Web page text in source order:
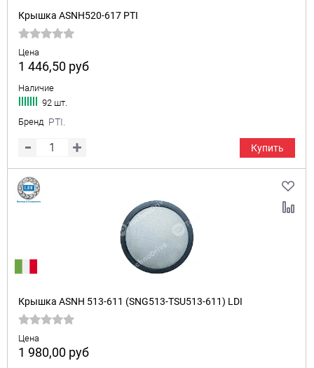
Крышка ASNH520-617 PTI
Цена
1 446,50 руб
Наличие
92 шт.
Бренд PTI.
Купить
Крышка ASNH 513-611 (SNG513-TSU513-611) LDI
Цена
1 980,00 руб